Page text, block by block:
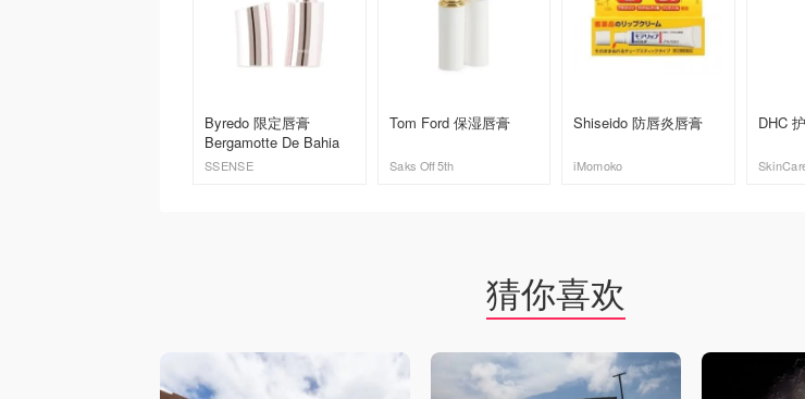
Byredo 限定唇膏
Bergamotte De Bahia
SSENSE
Tom Ford 保湿唇膏
Saks Off 5th
Shiseido 防唇炎唇膏
iMomoko
DHC
猜你喜欢